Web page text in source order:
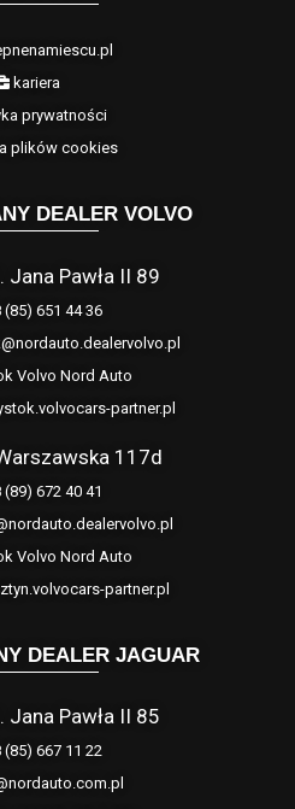
kariera
prywatności
plików cookies
DEALER VOLVO
Jana Pawła II 89
(85) 651 44 36
Volvo Nord Auto
partner.pl
117d
(89) 672 40 41
Volvo Nord Auto
partner.pl
DEALER JAGUAR
Jana Pawła II 85
(85) 667 11 22